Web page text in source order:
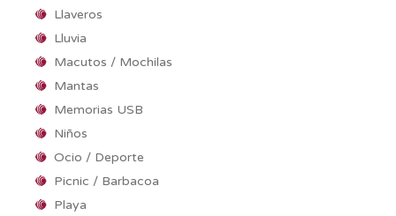
Llaveros
Lluvia
Macutos / Mochilas
Mantas
Memorias USB
Niños
Ocio / Deporte
Picnic / Barbacoa
Playa